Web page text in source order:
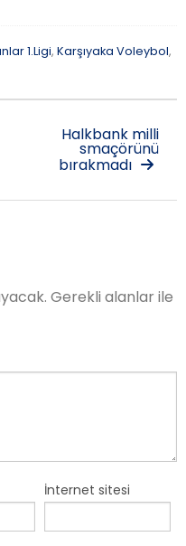
1.Ligi, Karşıyaka Voleybol,
Halkbank milli
smaçörünü
bırakmadı
Gerekli alanlar ile
İnternet sitesi